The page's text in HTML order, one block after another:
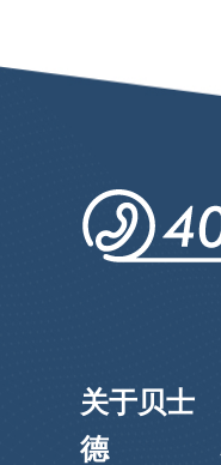
关于贝士
德